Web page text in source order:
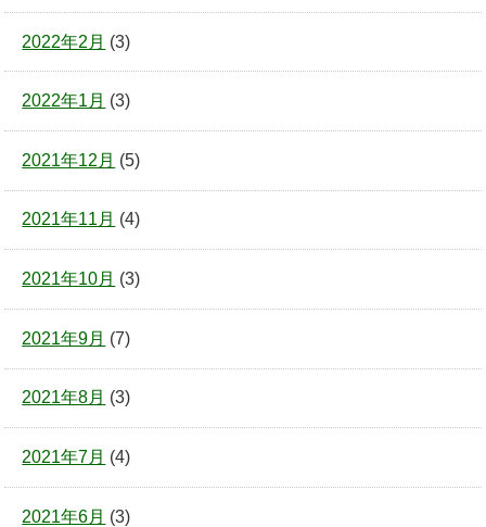
2022年2月 (3)
2022年1月 (3)
2021年12月 (5)
2021年11月 (4)
2021年10月 (3)
2021年9月 (7)
2021年8月 (3)
2021年7月 (4)
2021年6月 (3)